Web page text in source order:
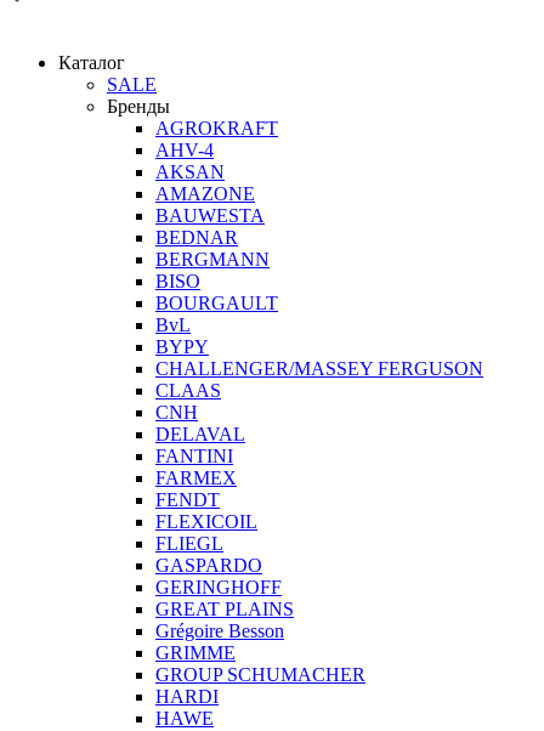
Каталог
SALE
Бренды
AGROKRAFT
AHV-4
AKSAN
AMAZONE
BAUWESTA
BEDNAR
BERGMANN
BISO
BOURGAULT
BvL
BYPY
CHALLENGER/MASSEY FERGUSON
CLAAS
CNH
DELAVAL
FANTINI
FARMEX
FENDT
FLEXICOIL
FLIEGL
GASPARDO
GERINGHOFF
GREAT PLAINS
Grégoire Besson
GRIMME
GROUP SCHUMACHER
HARDI
HAWE